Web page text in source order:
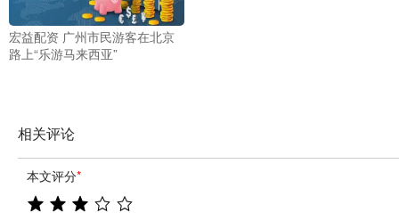
宏益配资 广州市民游客在北京
路上“乐游马来西亚”
相关评论
本文评分*